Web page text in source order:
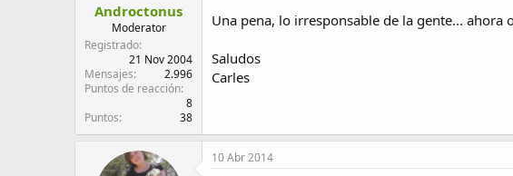
t
m
a
c
Androctonus
Moderator
Registrado
21 Nov 2004
Mensajes
2.996
Puntos de reacción
8
Puntos
38
Una pena, lo irresponsable de la gente... ahora
Saludos
Carles
10 Abr 2014